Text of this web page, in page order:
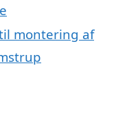
montering af